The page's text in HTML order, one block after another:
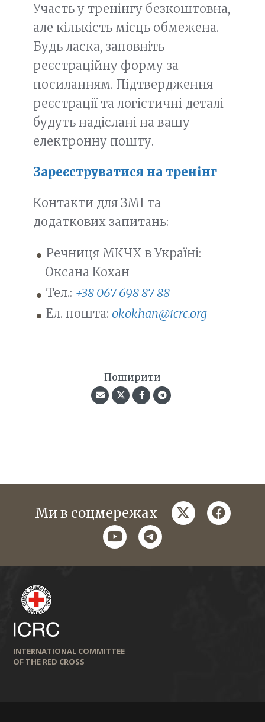
Участь у тренінгу безкоштовна,
але кількість місць обмежена.
Будь ласка, заповніть
реєстраційну форму за
посиланням. Підтвердження
реєстрації та логістичні деталі
будуть надіслані на вашу
електронну пошту.
Зареєструватися на тренінг
Контакти для ЗМІ та
додаткових запитань:
Речниця МКЧХ в Україні:
Оксана Кохан
Тел.: +38 067 698 87 88
Ел. пошта: okokhan@icrc.org
Поширити
Ми в соцмережах twitter
youtubetelegram
INTERNATIONAL COMMITTEE
OF THE RED CROSS